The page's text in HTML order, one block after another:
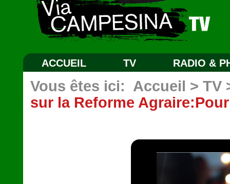
ACCUEIL TV RADIO &
Vous êtes ici: Accueil > TV
sur la Reforme